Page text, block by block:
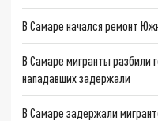
В Самаре начался ремонт
В Самаре мигранты разбили
нападавших задержали
В Самаре задержали